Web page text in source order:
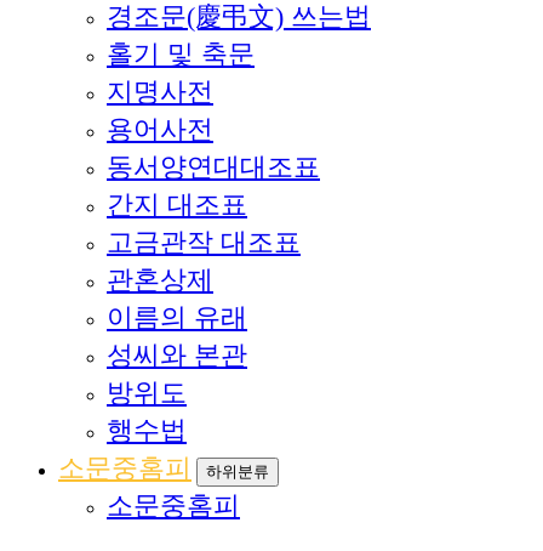
경조문(慶弔文) 쓰는법
홀기 및 축문
지명사전
용어사전
동서양연대대조표
간지 대조표
고금관작 대조표
관혼상제
이름의 유래
성씨와 본관
방위도
행수법
소문중홈피
하위분류
소문중홈피